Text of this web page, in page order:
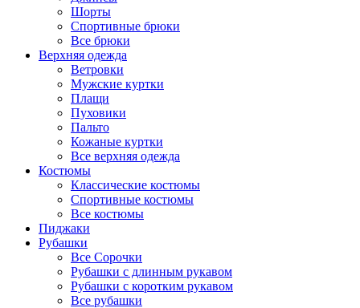
Шорты
Спортивные брюки
Все брюки
Верхняя одежда
Ветровки
Мужские куртки
Плащи
Пуховики
Пальто
Кожаные куртки
Все верхняя одежда
Костюмы
Классические костюмы
Спортивные костюмы
Все костюмы
Пиджаки
Рубашки
Все Сорочки
Рубашки с длинным рукавом
Рубашки с коротким рукавом
Все рубашки